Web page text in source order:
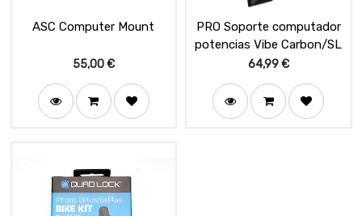
ASC Computer Mount
55,00€
PRO Soporte computador
potencias Vibe Carbon/SL
64,99€